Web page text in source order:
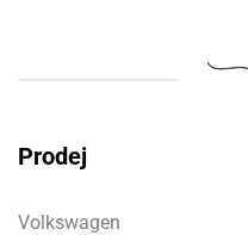
Prodej
Volkswagen